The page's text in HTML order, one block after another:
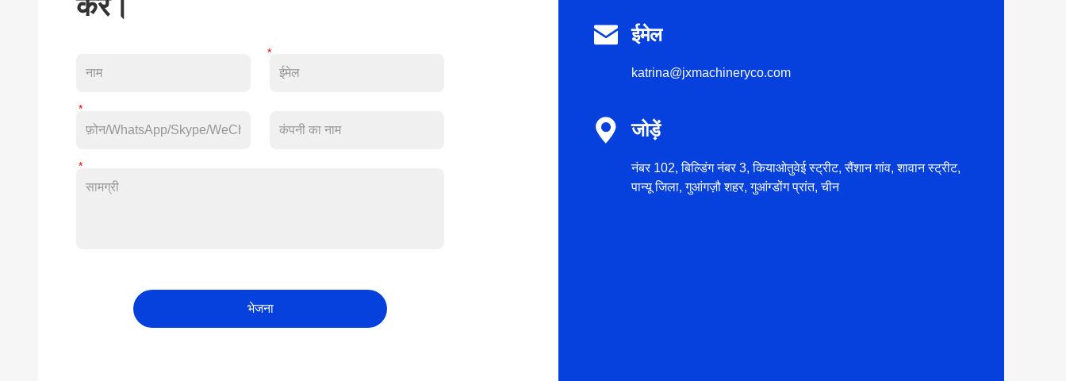
भेजना
 ईमेल
katrina@jxmachineryco.com
 जोड़ें
नंबर 102, बिल्डिंग नंबर 3, कियाओतुवेई स्ट्रीट, सैंशान गांव, शावान स्ट्रीट,
पान्यू जिला, गुआंगज़ौ शहर, गुआंग्डोंग प्रांत, चीन